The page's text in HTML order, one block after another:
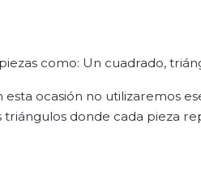
como: Un cuadrado,
esta ocasión no utilizaremos
triángulos donde cada pieza